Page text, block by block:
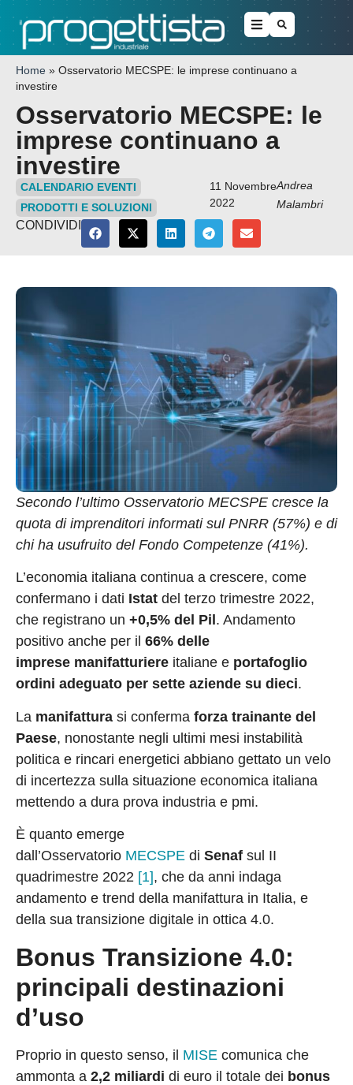
Home » Osservatorio MECSPE: le imprese continuano a
investire
Osservatorio MECSPE: le
imprese continuano a
investire
CALENDARIO EVENTI
PRODOTTI E SOLUZIONI
11 Novembre
2022
Andrea
Malambri
CONDIVIDI
Secondo l’ultimo Osservatorio MECSPE cresce la
quota di imprenditori informati sul PNRR (57%) e di
chi ha usufruito del Fondo Competenze (41%).
L’economia italiana continua a crescere, come
confermano i dati Istat del terzo trimestre 2022,
che registrano un +0,5% del Pil . Andamento
positivo anche per il 66% delle
imprese manifatturiere italiane e portafoglio
ordini adeguato per sette aziende su dieci.
La manifattura si conferma forza trainante del
Paese, nonostante negli ultimi mesi instabilità
politica e rincari energetici abbiano gettato un velo
di incertezza sulla situazione economica italiana
mettendo a dura prova industria e pmi.
È quanto emerge
dall’Osservatorio MECSPE di Senaf sul II
quadrimestre 2022 [1], che da anni indaga
andamento e trend della manifattura in Italia, e
della sua transizione digitale in ottica 4.0.
Bonus Transizione 4.0:
principali destinazioni
d’uso
Proprio in questo senso, il MISE comunica che
ammonta a 2,2 miliardi di euro il totale dei bonus